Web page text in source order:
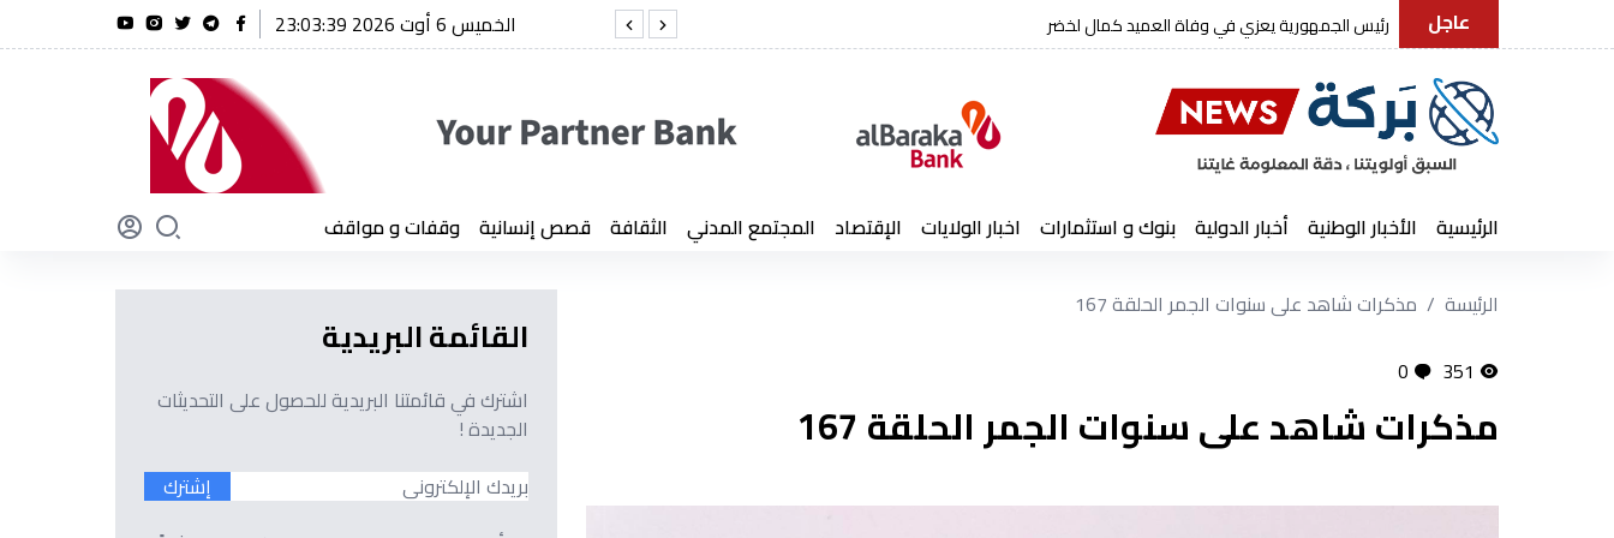
عاجل رئيس الجمهورية يعزي في وفاة العميد كمال لخضر الفريق أول شنقريحة يؤكد أن الجزائر لن تنسى أبدًا تضحيات أبنائها
الخميس 6 أوت 2026 23:03:40
الرئيسية الأخبار الوطنية أخبار الدولية بنوك و استثمارات اخبار الولايات الإقتصاد المجتمع المدني الثقافة قصص إنسانية وقفات و مواقف
الرئيسة
مذكرات شاهد على سنوات الجمر الحلقة 167
351
0
مذكرات شاهد على سنوات الجمر الحلقة 167
القائمة البريدية
اشترك في قائمتنا البريدية للحصول على التحديثات
الجديدة !
إشترك